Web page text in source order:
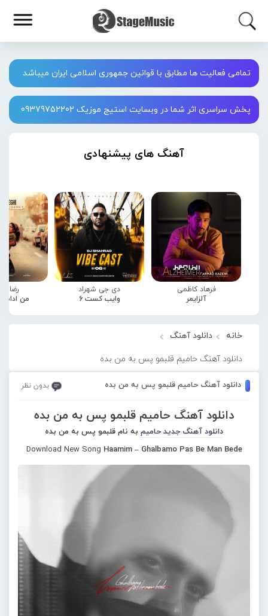
تمامی فعالیت ها مطابق با قوانین جمهوری اسلامی ایران میباشد
پخش سراسری اثر شما در وبسایت استیج موزیک 09379752202
آهنگ های پیشنهادی
فرهاد کاظمی
آلزایمر
دی جی شهراد
وایب کست 6
رضا
من
خانه دانلود آهنگ
دانلود آهنگ حامیم قلبمو پس به من بده
دانلود آهنگ حامیم قلبمو پس به من بده بدون نظر
دانلود آهنگ حامیم قلبمو پس به من بده
دانلود آهنگ جدید حامیم به نام قلبمو پس به من بده
Download New Song Haamim – Ghalbamo Pas Be Man Bede